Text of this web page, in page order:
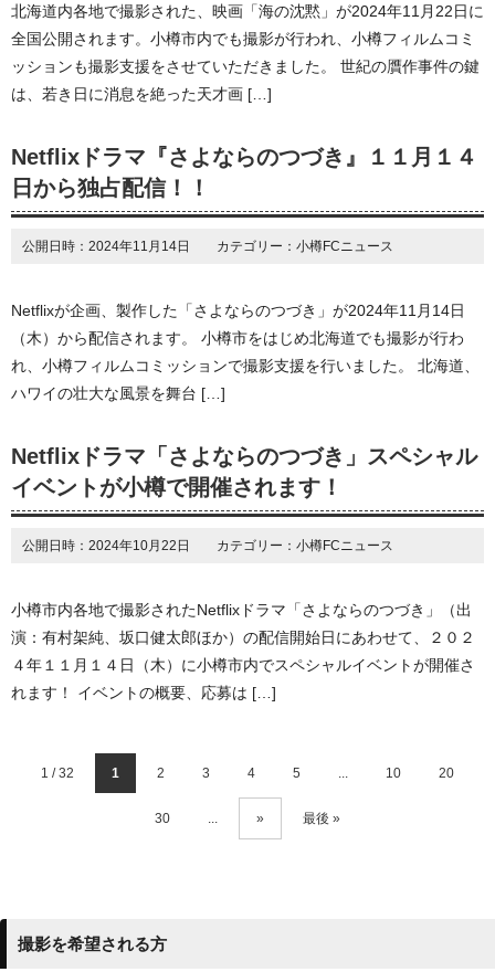
北海道内各地で撮影された、映画「海の沈黙」が2024年11月22日に
全国公開されます。小樽市内でも撮影が行われ、小樽フィルムコミ
ッションも撮影支援をさせていただきました。 世紀の贋作事件の鍵
は、若き日に消息を絶った天才画 […]
Netflixドラマ『さよならのつづき』１１月１４
日から独占配信！！
公開日時：2024年11月14日 カテゴリー：小樽FCニュース
Netflixが企画、製作した「さよならのつづき」が2024年11月14日
（木）から配信されます。 小樽市をはじめ北海道でも撮影が行わ
れ、小樽フィルムコミッションで撮影支援を行いました。 北海道、
ハワイの壮大な風景を舞台 […]
Netflixドラマ「さよならのつづき」スペシャル
イベントが小樽で開催されます！
公開日時：2024年10月22日 カテゴリー：小樽FCニュース
小樽市内各地で撮影されたNetflixドラマ「さよならのつづき」（出
演：有村架純、坂口健太郎ほか）の配信開始日にあわせて、２０２
４年１１月１４日（木）に小樽市内でスペシャルイベントが開催さ
れます！ イベントの概要、応募は […]
1 / 32 1 2 3 4 5 ... 10 20
30 ... » 最後 »
撮影を希望される方